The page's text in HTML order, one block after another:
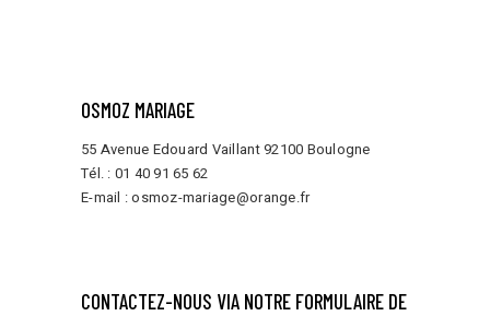
OSMOZ MARIAGE
55 Avenue Edouard Vaillant 92100 Boulogne
Tél. : 01 40 91 65 62
E-mail :osmoz-mariage@orange.fr
CONTACTEZ-NOUS VIA NOTRE FORMULAIRE DE